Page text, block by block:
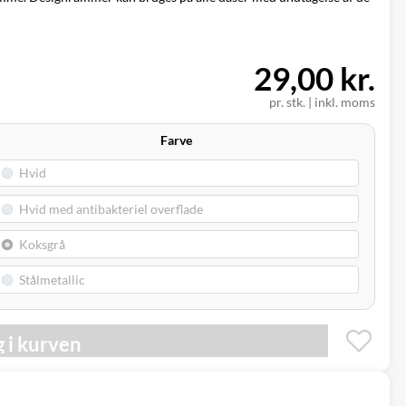
pr. stk. | inkl. moms
29,00 kr.
Farve
i kurven